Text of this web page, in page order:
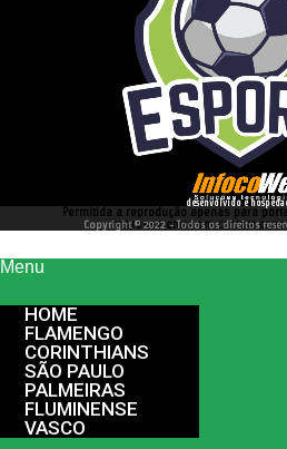
desenvolvido e
Permitida a reprodução apenas para
interesse entre em contato
Copyright © 2022 - Todos os direitos
Menu
HOME
FLAMENGO
CORINTHIANS
SÃO PAULO
PALMEIRAS
FLUMINENSE
VASCO